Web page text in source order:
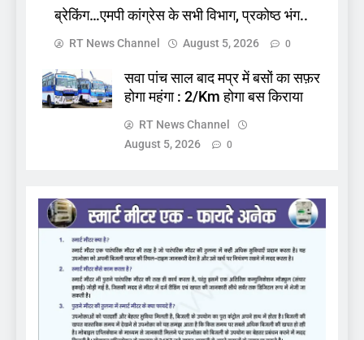
ब्रेकिंग…एमपी कांग्रेस के सभी विभाग, प्रकोष्ठ भंग..
RT News Channel August 5, 2026 0
सवा पांच साल बाद मप्र में बसों का सफ़र
होगा महंगा : 2/Km होगा बस किराया
RT News Channel
August 5, 2026
0